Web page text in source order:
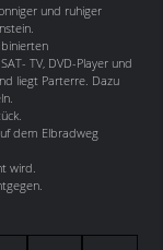
und ruhiger
TV, DVD-Player und
liegt Parterre. Dazu
dem Elbradweg
wird.